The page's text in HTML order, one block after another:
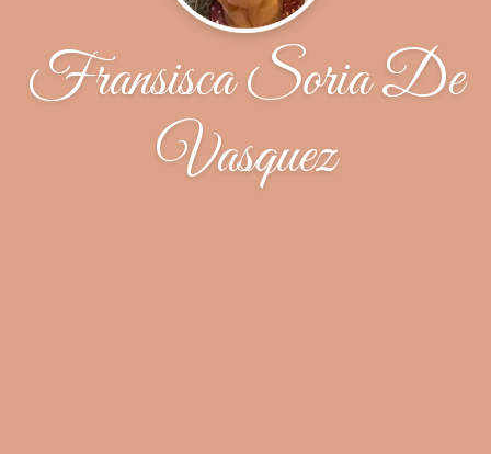
Fransisca Soria De
Vasquez